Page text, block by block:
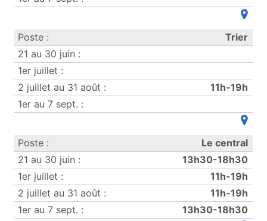
Trier
11h-19h
Le central
13h30-18h30
11h-19h
11h-19h
13h30-18h30